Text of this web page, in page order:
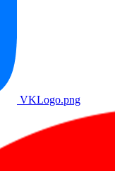
VKLogo.png